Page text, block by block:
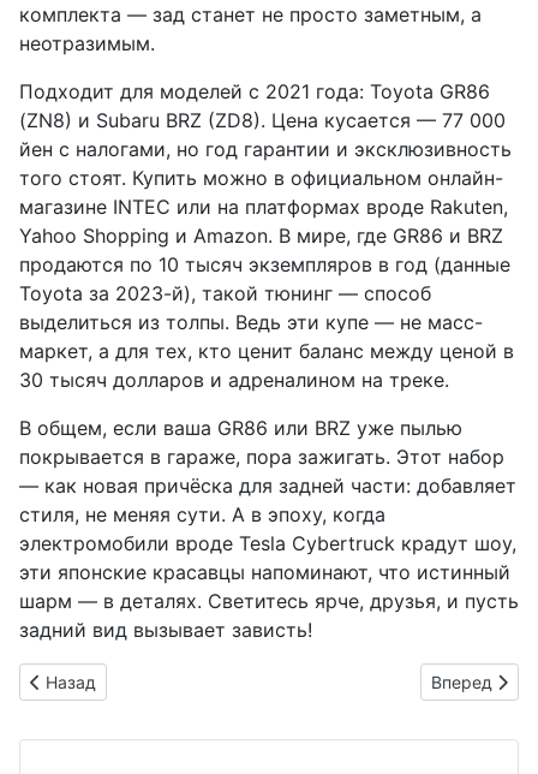
комплекта — зад станет не просто заметным, а
неотразимым.
Подходит для моделей с 2021 года: Toyota GR86
(ZN8) и Subaru BRZ (ZD8). Цена кусается — 77 000
йен с налогами, но год гарантии и эксклюзивность
того стоят. Купить можно в официальном онлайн-
магазине INTEC или на платформах вроде Rakuten,
Yahoo Shopping и Amazon. В мире, где GR86 и BRZ
продаются по 10 тысяч экземпляров в год (данные
Toyota за 2023-й), такой тюнинг — способ
выделиться из толпы. Ведь эти купе — не масс-
маркет, а для тех, кто ценит баланс между ценой в
30 тысяч долларов и адреналином на треке.
В общем, если ваша GR86 или BRZ уже пылью
покрывается в гараже, пора зажигать. Этот набор
— как новая причёска для задней части: добавляет
стиля, не меняя сути. А в эпоху, когда
электромобили вроде Tesla Cybertruck крадут шоу,
эти японские красавцы напоминают, что истинный
шарм — в деталях. Светитесь ярче, друзья, и пусть
задний вид вызывает зависть!
Предыдущий: Японский аппетит к американским
Назад Следующий:
Вперед